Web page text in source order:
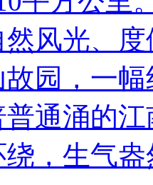
风光、
园，一
普通涌的
，生气盎